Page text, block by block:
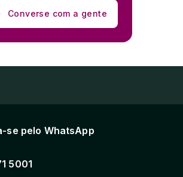
Converse com a gente
5001
se pelo WhatsApp